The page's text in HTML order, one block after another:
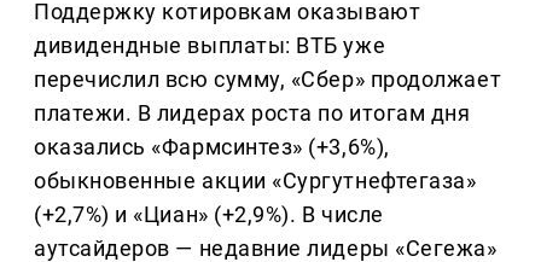
Поддержку котировкам оказывают
дивидендные выплаты: ВТБ уже
перечислил всю сумму, «Сбер» продолжает
платежи. В лидерах роста по итогам дня
оказались «Фармсинтез» (+3,6%),
обыкновенные акции «Сургутнефтегаза»
(+2,7%) и «Циан» (+2,9%). В числе
аутсайдеров — недавние лидеры «Сегежа»